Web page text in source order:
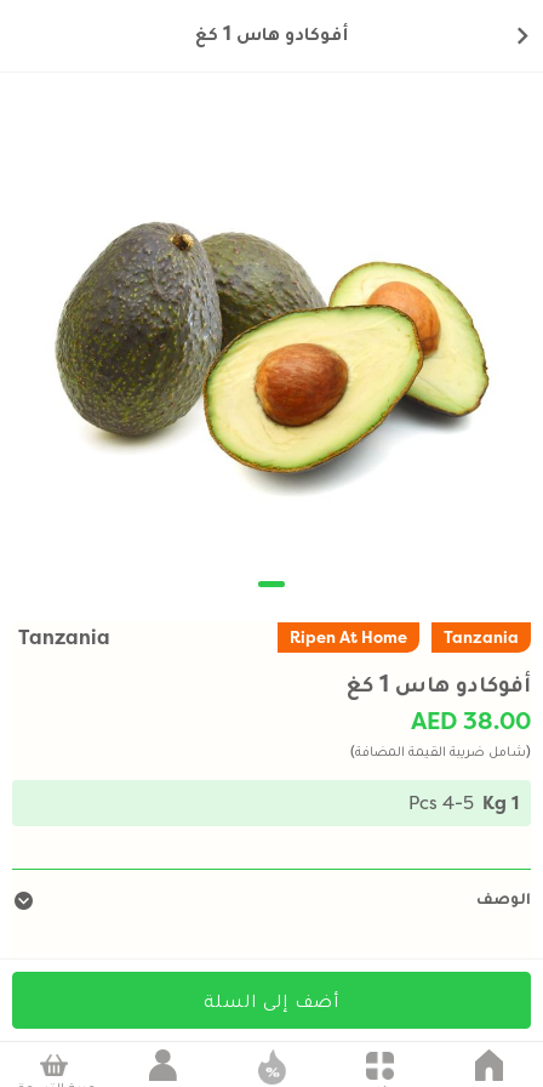
أفوكادو هاس 1 كغ
Tanzania
Ripen At Home
Tanzania
أفوكادو هاس 1 كغ
AED 38.00
(شامل ضريبة القيمة المضافة)
1 Kg
4-5 Pcs
الوصف
أضف إلى السلة